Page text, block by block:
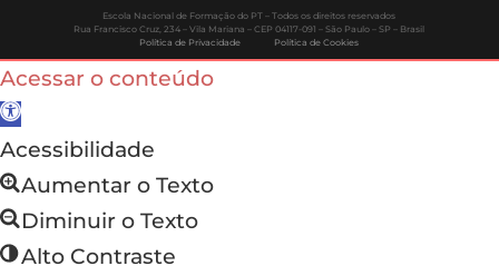
Escola Nacional de Formação do PT – Todos os direitos reservados
Rua Francisco Cruz, 234 – Vila Mariana – CEP 04117-091 – São Paulo – SP – Brasil
Política de Privacidade
Política de Cookies
Acessar o conteúdo
Abrir a barra de ferramentas
Acessibilidade
Aumentar o Texto
Diminuir o Texto
Alto Contraste